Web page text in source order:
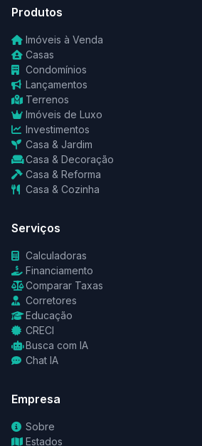
Produtos
Imóveis à Venda
Casas
Condomínios
Lançamentos
Terrenos
Imóveis de Luxo
Investimentos
Casa & Jardim
Casa & Decoração
Casa & Reforma
Casa & Cozinha
Serviços
Calculadoras
Financiamento
Comparar Taxas
Corretores
Educação
CRECI
Busca com IA
Chat IA
Empresa
Sobre
Estados